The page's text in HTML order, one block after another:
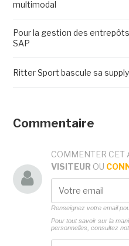
multimodal
Pour la gestion des
SAP
Ritter Sport bascule sa
Commentaire
COMMENTER CET
VISITEUR OU
Renseignez votre email
Pour tout savoir sur la
personnelles, consultez